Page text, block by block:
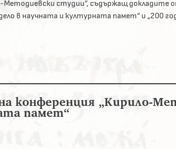
Методиевски студии“, съдържащ докладите
в научната и културна­та памет“ и „200
конференция „Кирило-
памет“